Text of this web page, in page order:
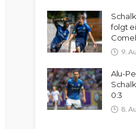
folgt
9.
Alu-
0:3
8.